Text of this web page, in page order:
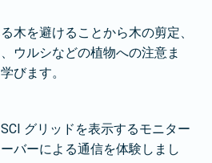
木を避けることから木の剪定、
ウルシなどの植物への注意ま
びます。
グリッドを表示するモニター
バーによる通信を体験しまし